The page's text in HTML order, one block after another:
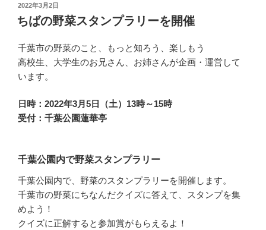
投
稿
日:
2022年3月2日
ちばの野菜スタンプラリーを開催
千葉市の野菜のこと、もっと知ろう、楽しもう
高校生、大学生のお兄さん、お姉さんが企画・運営して
います。
日時：2022年3月5日（土）13時～15時
受付：千葉公園蓮華亭
千葉公園内で野菜スタンプラリー
千葉公園内で、野菜のスタンプラリーを開催します。
千葉市の野菜にちなんだクイズに答えて、スタンプを集
めよう！
クイズに正解すると参加賞がもらえるよ！